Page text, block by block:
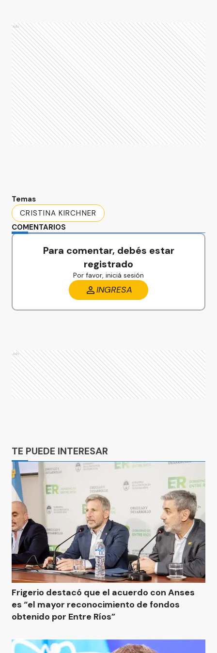
Ads
Temas
CRISTINA KIRCHNER
COMENTARIOS
Para comentar, debés estar
registrado
Por favor, iniciá sesión
INGRESA
Ads
TE PUEDE INTERESAR
Frigerio destacó que el acuerdo con Anses
es “el mayor reconocimiento de fondos
obtenido por Entre Ríos”